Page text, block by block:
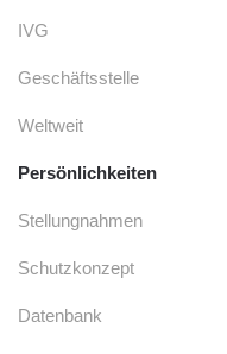
IVG
Geschäftsstelle
Weltweit
Persönlichkeiten
Stellungnahmen
Schutzkonzept
Datenbank